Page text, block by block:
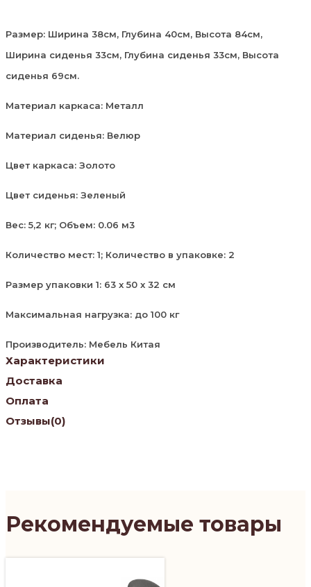
Размер: Ширина 38см, Глубина 40см, Высота 84см,
Ширина сиденья 33см, Глубина сиденья 33см, Высота
сиденья 69см.
Материал каркаса: Металл
Материал сиденья: Велюр
Цвет каркаса: Золото
Цвет сиденья: Зеленый
Вес: 5,2 кг; Объем: 0.06 м3
Количество мест: 1; Количество в упаковке: 2
Размер упаковки 1: 63 x 50 x 32 см
Максимальная нагрузка: до 100 кг
Производитель: Мебель Китая
Характеристики
Доставка
Оплата
Отзывы(0)
Рекомендуемые товары